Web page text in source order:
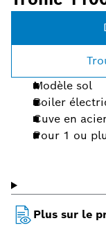
Modèle sol
Boiler
Cuve en
Pour 1 ou
Plus sur le